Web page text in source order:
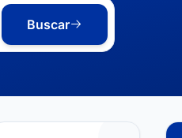
Buscar